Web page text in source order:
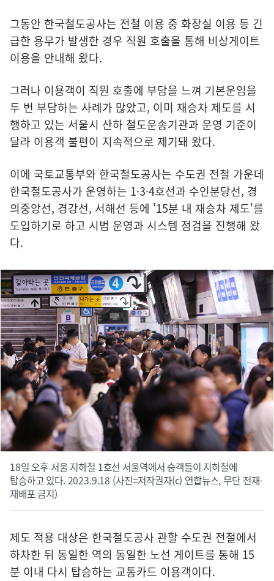
그동안 한국철도공사는 전철 이용 중 화장실 이용 등 긴
급한 용무가 발생한 경우 직원 호출을 통해 비상게이트
이용을 안내해 왔다.
그러나 이용객이 직원 호출에 부담을 느껴 기본운임을
두 번 부담하는 사례가 많았고, 이미 재승차 제도를 시
행하고 있는 서울시 산하 철도운송기관과 운영 기준이
달라 이용객 불편이 지속적으로 제기돼 왔다.
이에 국토교통부와 한국철도공사는 수도권 전철 가운데
한국철도공사가 운영하는 1·3·4호선과 수인분당선, 경
의중앙선, 경강선, 서해선 등에 '15분 내 재승차 제도'를
도입하기로 하고 시범 운영과 시스템 점검을 진행해 왔
다.
18일 오후 서울 지하철 1호선 서울역에서 승객들이 지하철에
탑승하고 있다. 2023.9.18 (사진=저작권자(c) 연합뉴스, 무단 전재-
재배포 금지)
제도 적용 대상은 한국철도공사 관할 수도권 전철에서
하차한 뒤 동일한 역의 동일한 노선 게이트를 통해 15
분 이내 다시 탑승하는 교통카드 이용객이다.